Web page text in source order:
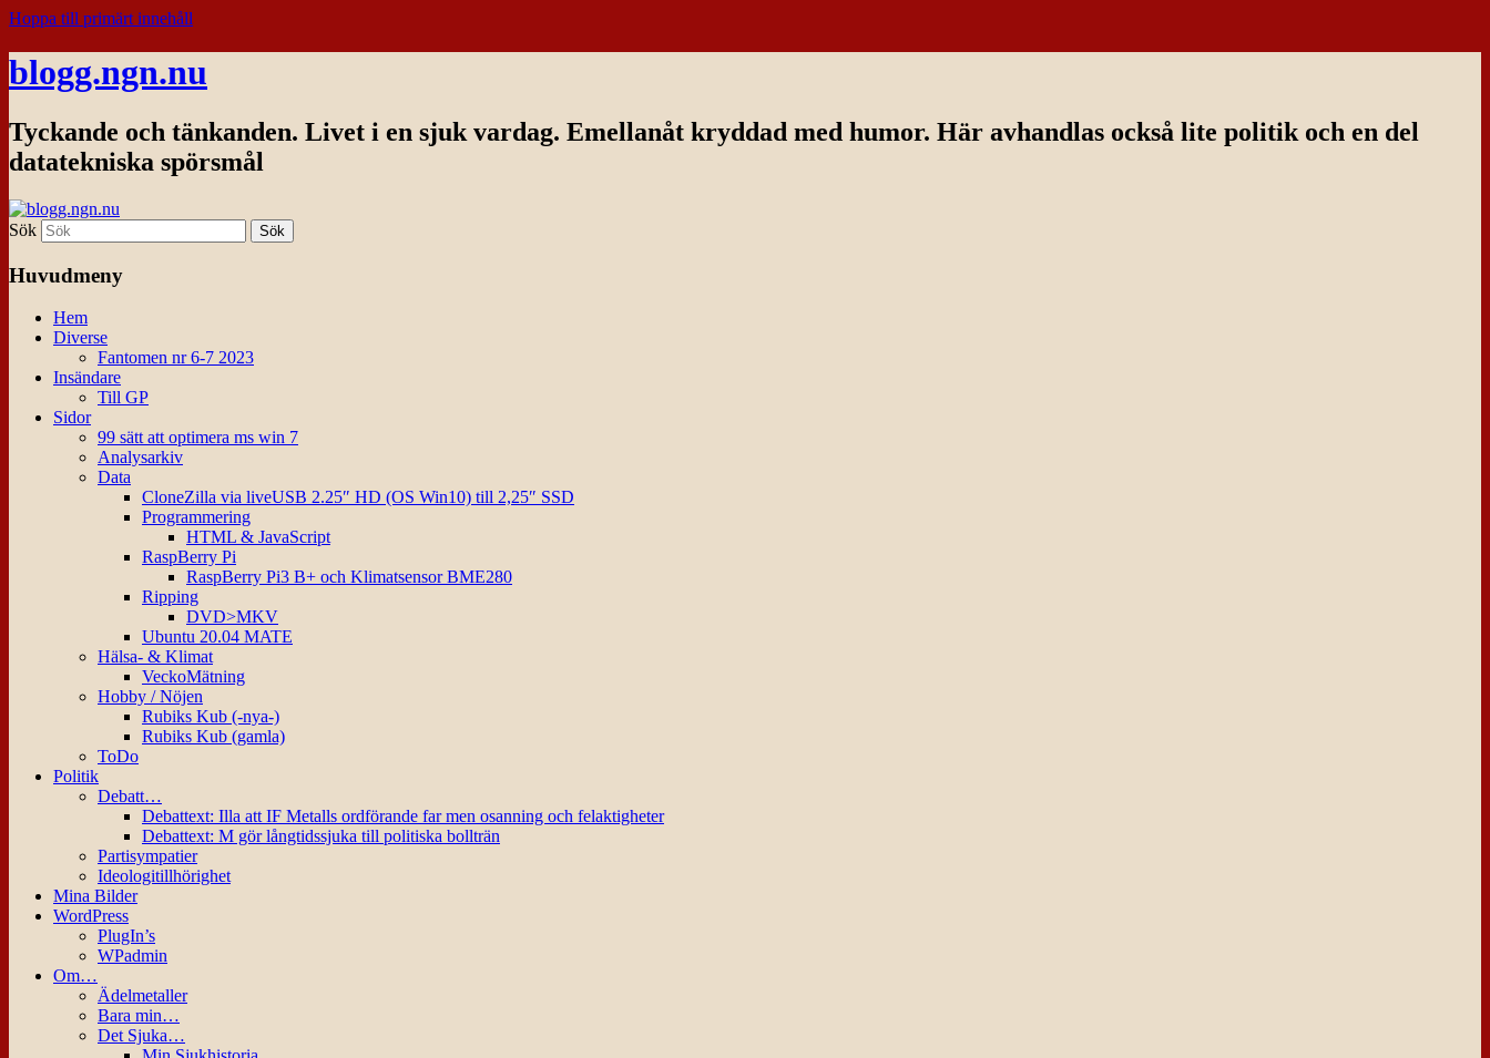
Hoppa till primärt innehåll
blogg.ngn.nu
Tyckande och tänkanden. Livet i en sjuk vardag. Emellanåt kryddad med humor. Här avhandlas också lite politik och en del
datatekniska spörsmål
Sök
Huvudmeny
Hem
Diverse
Fantomen nr 6-7 2023
Insändare
Till GP
Sidor
99 sätt att optimera ms win 7
Analysarkiv
Data
CloneZilla via liveUSB 2.25″ HD (OS Win10) till 2,25″ SSD
Programmering
HTML & JavaScript
RaspBerry Pi
RaspBerry Pi3 B+ och Klimatsensor BME280
Ripping
DVD>MKV
Ubuntu 20.04 MATE
Hälsa- & Klimat
VeckoMätning
Hobby / Nöjen
Rubiks Kub (-nya-)
Rubiks Kub (gamla)
ToDo
Politik
Debatt…
Debattext: Illa att IF Metalls ordförande far men osanning och felaktigheter
Debattext: M gör långtidssjuka till politiska bollträn
Partisympatier
Ideologitillhörighet
Mina Bilder
WordPress
PlugIn’s
WPadmin
Om…
Ädelmetaller
Bara min…
Det Sjuka…